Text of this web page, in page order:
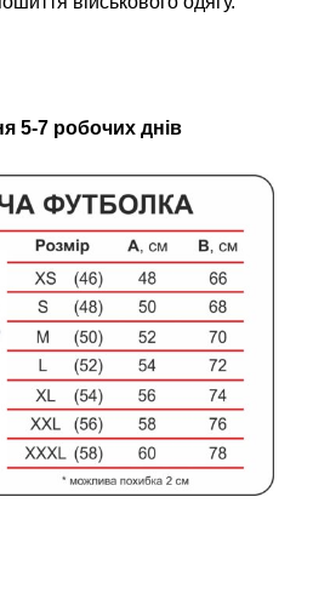
5-7 робочих днів